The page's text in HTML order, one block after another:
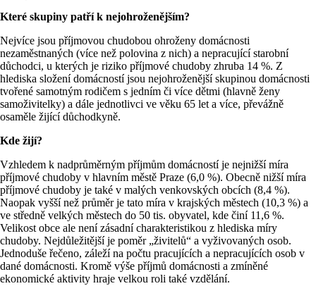
Které skupiny patří k nejohroženějším?
Nejvíce jsou příjmovou chudobou ohroženy domácnosti
nezaměstnaných (více než polovina z nich) a nepracující starobní
důchodci, u kterých je riziko příjmové chudoby zhruba 14 %. Z
hlediska složení domácností jsou nejohroženější skupinou domácnosti
tvořené samotným rodičem s jedním či více dětmi (hlavně ženy
samoživitelky) a dále jednotlivci ve věku 65 let a více, převážně
osaměle žijící důchodkyně.
Kde žijí?
Vzhledem k nadprůměrným příjmům domácností je nejnižší míra
příjmové chudoby v hlavním městě Praze (6,0 %). Obecně nižší míra
příjmové chudoby je také v malých venkovských obcích (8,4 %).
Naopak vyšší než průměr je tato míra v krajských městech (10,3 %) a
ve středně velkých městech do 50 tis. obyvatel, kde činí 11,6 %.
Velikost obce ale není zásadní charakteristikou z hlediska míry
chudoby. Nejdůležitější je poměr „živitelů“ a vyživovaných osob.
Jednoduše řečeno, záleží na počtu pracujících a nepracujících osob v
dané domácnosti. Kromě výše příjmů domácnosti a zmíněné
ekonomické aktivity hraje velkou roli také vzdělání.